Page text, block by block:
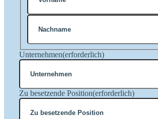
Vorname
Nachname
Unternehmen(erforderlich)
Zu besetzende Position(erforderlich)